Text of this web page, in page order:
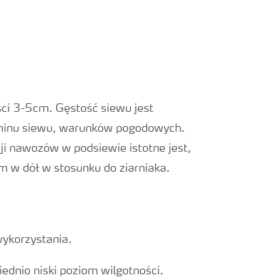
3-5cm. Gęstość siewu jest
siewu, warunków pogodowych.
nawozów w podsiewie istotne jest,
w dół w stosunku do ziarniaka.
niski poziom wilgotności.